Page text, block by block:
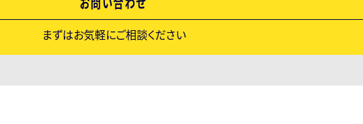
まずはお気軽にご相談ください